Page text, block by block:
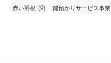
赤い羽根 (9) 鍵預かりサービス事業